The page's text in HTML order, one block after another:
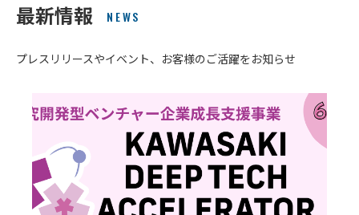
最新情報 NEWS
プレスリリースやイベント、お客様のご活躍をお知らせ